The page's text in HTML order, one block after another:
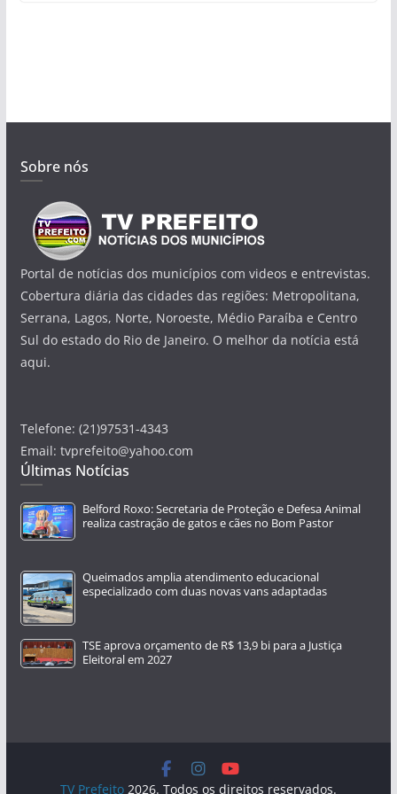
Sobre nós
Portal de notícias dos municípios com videos e entrevistas.
Cobertura diária das cidades das regiões: Metropolitana,
Serrana, Lagos, Norte, Noroeste, Médio Paraíba e Centro
Sul do estado do Rio de Janeiro. O melhor da notícia está
aqui.
Telefone: (21)97531-4343
Email: tvprefeito@yahoo.com
Últimas Notícias
Belford Roxo: Secretaria de Proteção e Defesa Animal
realiza castração de gatos e cães no Bom Pastor
Queimados amplia atendimento educacional
especializado com duas novas vans adaptadas
TSE aprova orçamento de R$ 13,9 bi para a Justiça
Eleitoral em 2027
TV Prefeito2026. Todos os direitos reservados.